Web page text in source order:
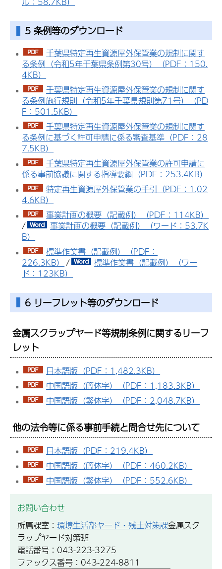
5 条例等のダウンロード
千葉県特定再生資源屋外保管業の規制に関す
る条例（令和5年千葉県条例第30号）（PDF：150.
4KB）
千葉県特定再生資源屋外保管業の規制に関す
る条例施行規則（令和5年千葉県規則第71号）（PD
F：501.5KB）
千葉県特定再生資源屋外保管業の規制に関す
る条例に基づく許可申請に係る審査基準（PDF：28
7.5KB）
千葉県特定再生資源屋外保管業の許可申請に
係る事前協議に関する指導要綱（PDF：253.4KB）
特定再生資源屋外保管業の手引（PDF：1,02
4.6KB）
事業計画の概要（記載例）（PDF：114KB）
/
事業計画の概要（記載例）（ワード：53.7K
B）
標準作業書（記載例）（PDF：
226.3KB） /
標準作業書（記載例）（ワー
ド：123KB）
6 リーフレット等のダウンロード
金属スクラップヤード等規制条例に関するリーフ
レット
日本語版（PDF：1,482.3KB）
中国語版（簡体字）（PDF：1,183.3KB）
中国語版（繁体字）（PDF：2,048.7KB）
他の法令等に係る事前手続と問合せ先について
日本語版（PDF：219.4KB）
中国語版（簡体字）（PDF：460.2KB）
中国語版（繁体字）（PDF：552.6KB）
お問い合わせ
所属課室： 環境生活部ヤード・残土対策課金属スク
ラップヤード対策班
電話番号：043-223-3275
ファックス番号：043-224-8811